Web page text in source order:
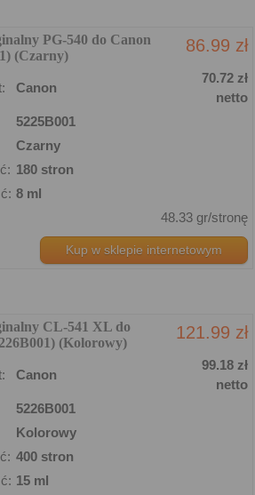
PG-540 do Canon
(Czarny)
86.99 zł
Canon
70.72 zł
netto
5225B001
Czarny
180 stron
8 ml
48.33 gr/stronę
Kup w sklepie internetowym
CL-541 XL do
(Kolorowy)
121.99 zł
Canon
99.18 zł
netto
5226B001
Kolorowy
400 stron
15 ml